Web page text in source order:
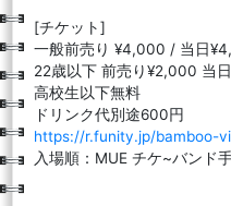
[チケット]
一般前売り ¥4,000 / 当日
22歳以下 前売り¥2,000 当
高校生以下無料
ドリンク代別途600円
https://r.funity.jp/bamboo-
入場順：MUE チケ~バンド